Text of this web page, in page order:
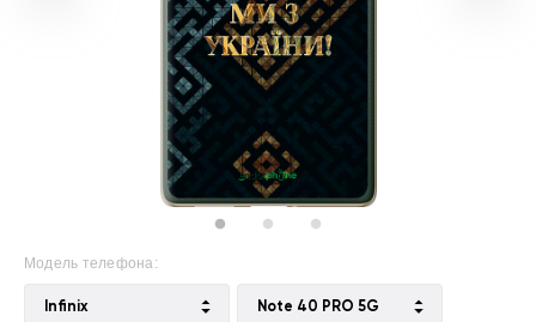
Модель телефона:
Infinix Note 40 PRO 5G